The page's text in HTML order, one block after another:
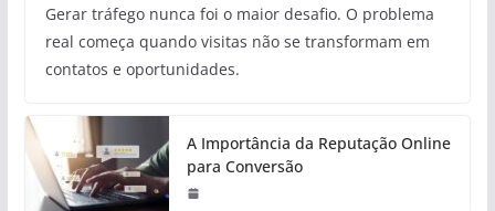
Gerar tráfego nunca foi o maior desafio. O problema
real começa quando visitas não se transformam em
contatos e oportunidades.
A Importância da Reputação Online
para Conversão